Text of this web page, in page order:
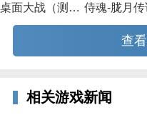
6、同时植入语音系统与
动。
桌面大战（测试版） 侍魂-胧月传
查
相关游戏新闻